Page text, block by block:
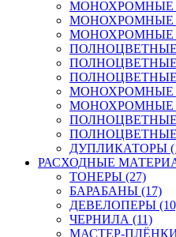
МОНОХРОМНЫЕ
МОНОХРОМНЫЕ
МОНОХРОМНЫЕ
ПОЛНОЦВЕТНЫЕ
ПОЛНОЦВЕТНЫЕ
ПОЛНОЦВЕТНЫЕ
МОНОХРОМНЫЕ
МОНОХРОМНЫЕ
ПОЛНОЦВЕТНЫЕ
ПОЛНОЦВЕТНЫЕ
ДУПЛИКАТОРЫ
РАСХОДНЫЕ
ТОНЕРЫ (27)
БАРАБАНЫ (17)
ДЕВЕЛОПЕРЫ
ЧЕРНИЛА (11)
МАСТЕР-ПЛЁНКИ